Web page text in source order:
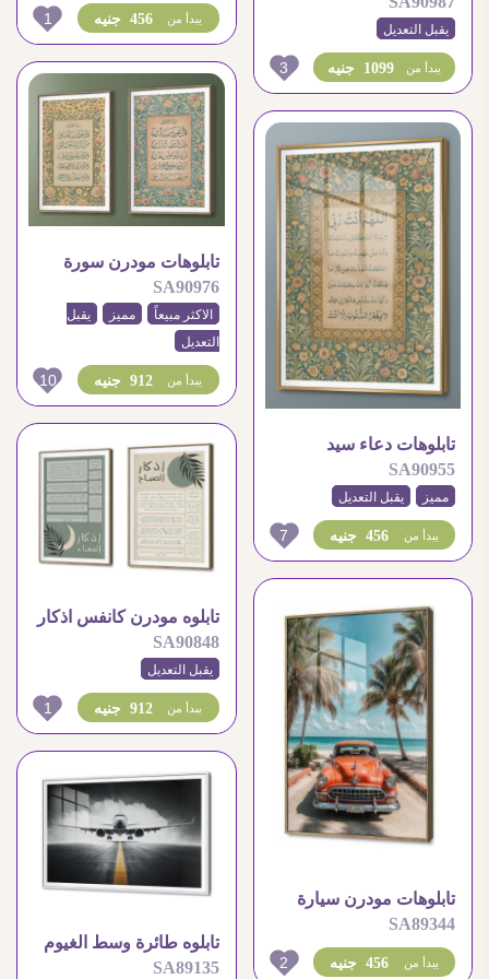
456 جنيه يبدأ من 1
يقبل التعديل
1099 جنيه يبدأ من 3
تابلوهات مودرن سورة
الفلق – سورة الناس
SA90976
الاكثر مبيعاً مميز
يقبل
التعديل
912 جنيه يبدأ من 10
تابلوهات دعاء سيد
الاستغفار بخط عربي
SA90955
مميز يقبل التعديل
456 جنيه يبدأ من 7
تابلوه مودرن كانفس اذكار
الصباح و المساء
SA90848
يقبل التعديل
912 جنيه يبدأ من 1
تابلوهات مودرن سيارة
كلاسيكية الشاطئ
SA89344
456 جنيه يبدأ من 2
تابلوه طائرة وسط الغيوم
SA89135